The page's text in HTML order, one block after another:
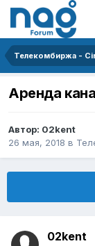
Телекомбиржа -
Аренда
Автор: 02kent
26 мая, 2018 в
02kent